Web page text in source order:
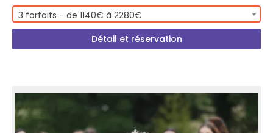
3 forfaits - de 1140€ à 2280€
Détail et réservation